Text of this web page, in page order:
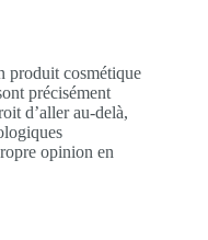
produit cosmétique
précisément
d’aller au-delà,
opinion en